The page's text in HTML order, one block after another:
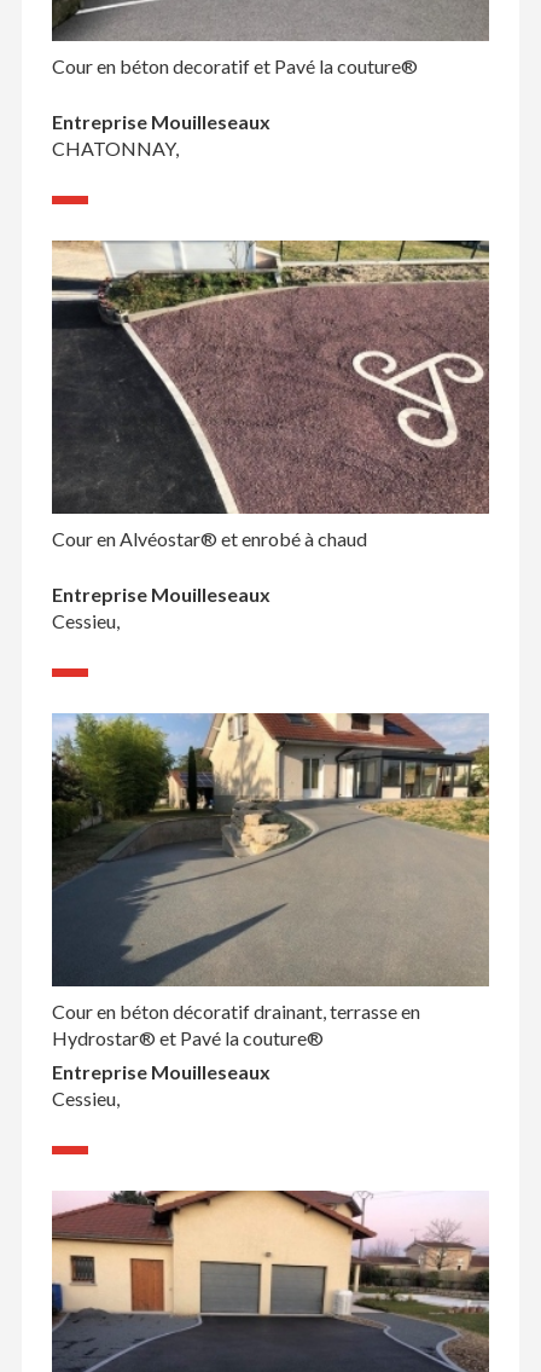
Cour en béton decoratif et Pavé la couture®
Entreprise Mouilleseaux
CHATONNAY,
Cour en Alvéostar® et enrobé à chaud
Entreprise Mouilleseaux
Cessieu,
Cour en béton décoratif drainant, terrasse en
Hydrostar® et Pavé la couture®
Entreprise Mouilleseaux
Cessieu,